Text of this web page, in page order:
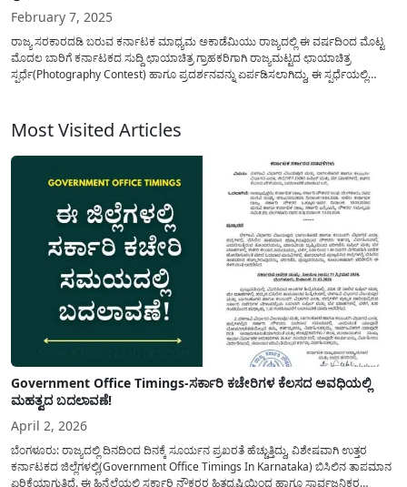
February 7, 2025
ರಾಜ್ಯ ಸರಕಾರದಡಿ ಬರುವ ಕರ್ನಾಟಕ ಮಾಧ್ಯಮ ಅಕಾಡೆಮಿಯು ರಾಜ್ಯದಲ್ಲಿ ಈ ವರ್ಷದಿಂದ ಮೊಟ್ಟ
ಮೊದಲ ಬಾರಿಗೆ ಕರ್ನಾಟಕದ ಸುದ್ದಿ ಛಾಯಾಚಿತ್ರ ಗ್ರಾಹಕರಿಗಾಗಿ ರಾಜ್ಯಮಟ್ಟದ ಛಾಯಾಚಿತ್ರ
ಸ್ಪರ್ಧೆ(Photography Contest) ಹಾಗೂ ಪ್ರದರ್ಶನವನ್ನು ಏರ್ಪಡಿಸಲಾಗಿದ್ದು, ಈ ಸ್ಪರ್ಧೆಯಲ್ಲಿ
Most Visited Articles
Government Office Timings-ಸರ್ಕಾರಿ ಕಚೇರಿಗಳ ಕೆಲಸದ ಅವಧಿಯಲ್ಲಿ
ಮಹತ್ವದ ಬದಲಾವಣೆ!
April 2, 2026
ಬೆಂಗಳೂರು: ರಾಜ್ಯದಲ್ಲಿ ದಿನದಿಂದ ದಿನಕ್ಕೆ ಸೂರ್ಯನ ಪ್ರಖರತೆ ಹೆಚ್ಚುತ್ತಿದ್ದು, ವಿಶೇಷವಾಗಿ ಉತ್ತರ
ಕರ್ನಾಟಕದ ಜಿಲ್ಲೆಗಳಲ್ಲಿ(Government Office Timings In Karnataka) ಬಿಸಿಲಿನ ತಾಪಮಾನ
ಏರಿಕೆಯಾಗುತ್ತಿದೆ. ಈ ಹಿನ್ನೆಲೆಯಲ್ಲಿ ಸರ್ಕಾರಿ ನೌಕರರ ಹಿತದೃಷ್ಟಿಯಿಂದ ಹಾಗೂ ಸಾರ್ವಜನಿಕರ